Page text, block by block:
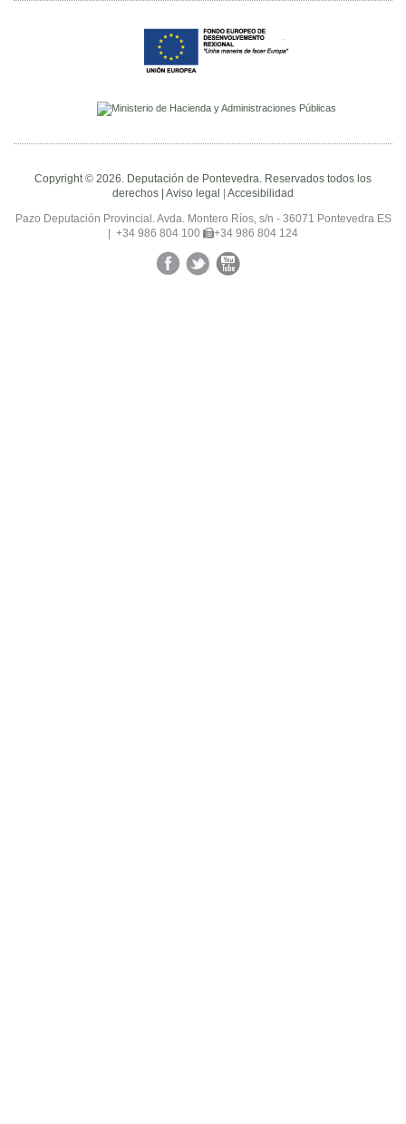
Copyright © 2026. Deputación de Pontevedra. Reservados todos los
derechos | Aviso legal | Accesibilidad
Pazo Deputación Provincial. Avda. Montero Ríos, s/n - 36071 Pontevedra ES
+34 986 804 100
+34 986 804 124
FacebookTwitterYouTube